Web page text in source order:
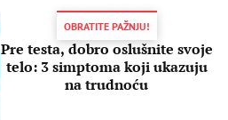
OBRATITE PAŽNJU!
Pre testa, dobro oslušnite svoje
telo: 3 simptoma koji ukazuju
na trudnoću